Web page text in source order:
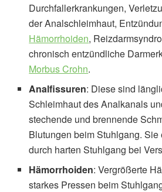
Durchfallerkrankungen,
der Analschleimhaut,
Hämorrhoiden,
chronisch entzündliche
Morbus Crohn.
Analfissuren: Diese sind
Schleimhaut des Analkanals
stechende und brennende
Blutungen beim Stuhlgang. Sie
durch harten Stuhlgang bei
Hämorrhoiden: Vergrößerte
starkes Pressen beim